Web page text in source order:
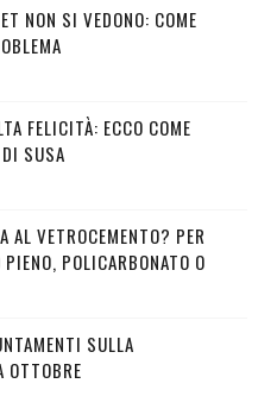
NON SI VEDONO: COME
FELICITÀ: ECCO COME
SUSA
AL VETROCEMENTO? PER
POLICARBONATO O
SULLA
OTTOBRE